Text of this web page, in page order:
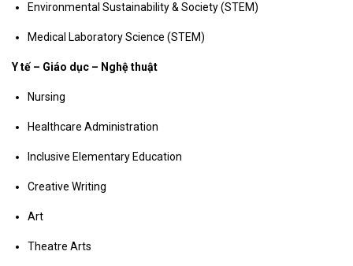
Environmental Sustainability & Society (STEM)
Medical Laboratory Science (STEM)
Y tế – Giáo dục – Nghệ thuật
Nursing
Healthcare Administration
Inclusive Elementary Education
Creative Writing
Art
Theatre Arts